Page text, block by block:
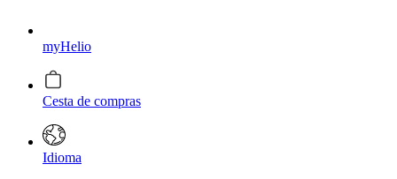
myHelio
Cesta de compras
Idioma